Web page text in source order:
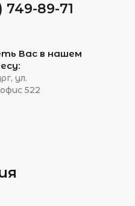
749-89-71
Вас в нашем
ул.
522